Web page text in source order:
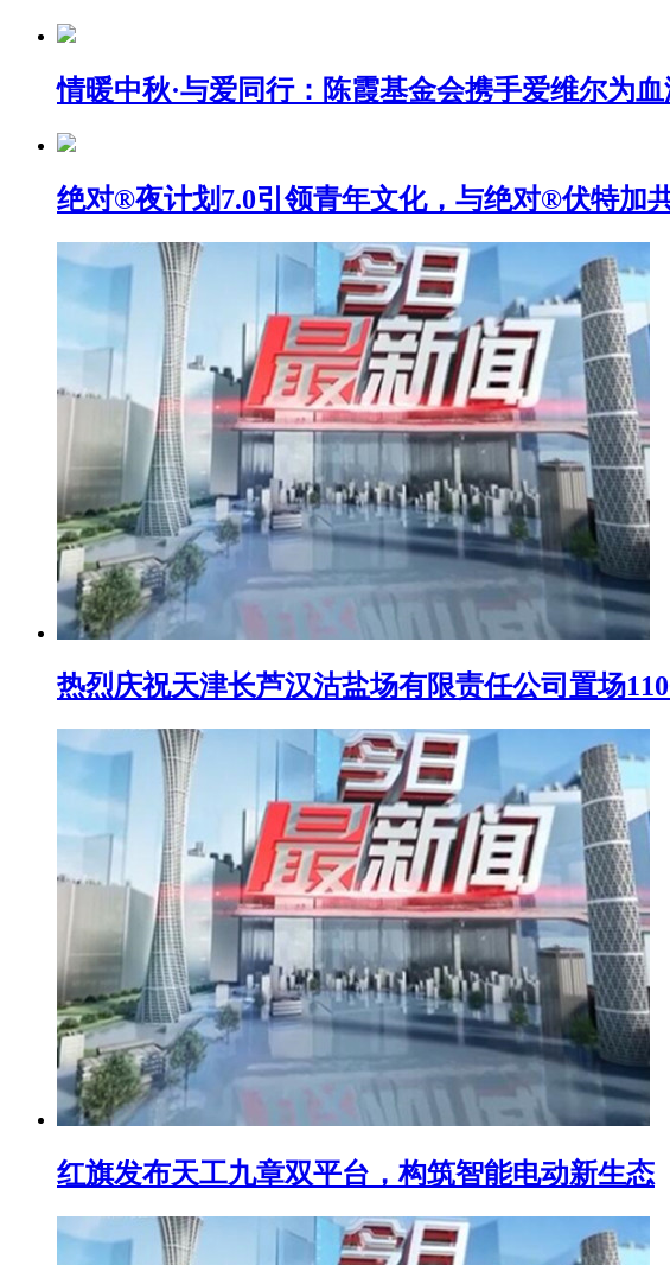
情暖中秋·与爱同行：陈霞基金会携手爱维尔为
绝对®夜计划7.0引领青年文化，与绝对®伏特加
热烈庆祝天津长芦汉沽盐场有限责任公司置场
红旗发布天工九章双平台，构筑智能电动新生态